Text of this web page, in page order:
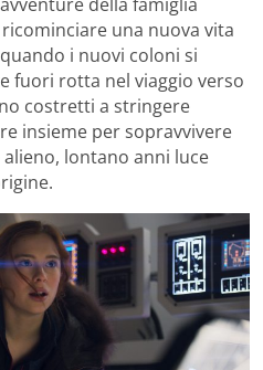
della famiglia
una nuova vita
i nuovi coloni si
fuori rotta nel viaggio verso
costretti a stringere
insieme per sopravvivere
lontano anni luce